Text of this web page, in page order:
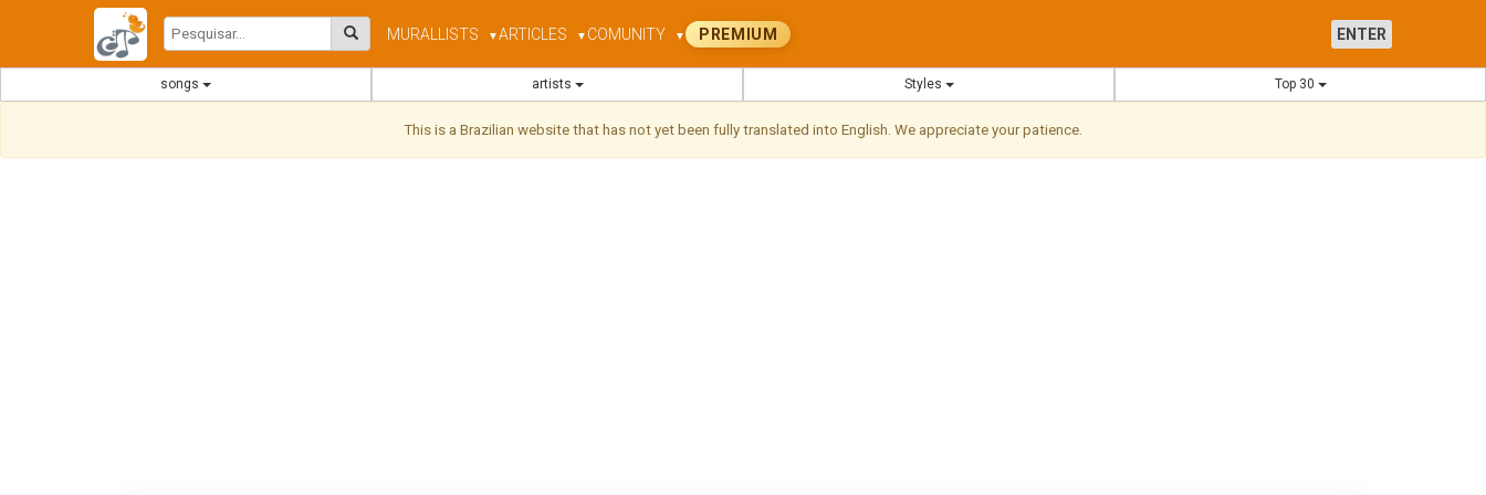
MURAL LISTS ▼ARTICLES ▼ COMUNITY ▼ PREMIUM ENTER
songs artists Styles Top 30
This is a Brazilian website that has not yet been fully translated into English. We appreciate your patience.